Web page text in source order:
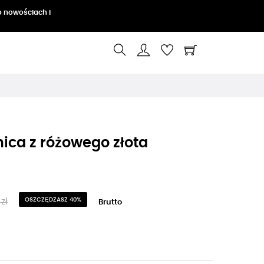
nowościach i
z różowego złota
OSZCZĘDZASZ 40% Brutto